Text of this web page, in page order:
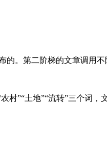
。第二阶梯的文章调用不
”“土地”“流转”三个词